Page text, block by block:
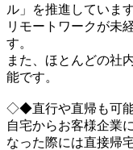
ル」を推進しています
リモートワークが未
す。
また、ほとんどの社
能です。
◇◆直行や直帰も可
自宅からお客様企業
なった際には直接